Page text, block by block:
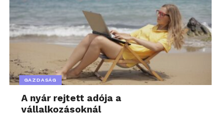
GAZDASÁG
A nyár rejtett adója a
vállalkozásoknál